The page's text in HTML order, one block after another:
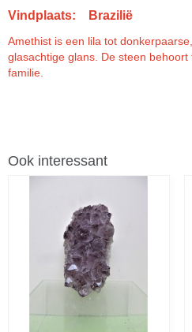
Vindplaats: Brazilië
Amethist is een lila tot
glasachtige glans. De steen
familie.
Ook interessant